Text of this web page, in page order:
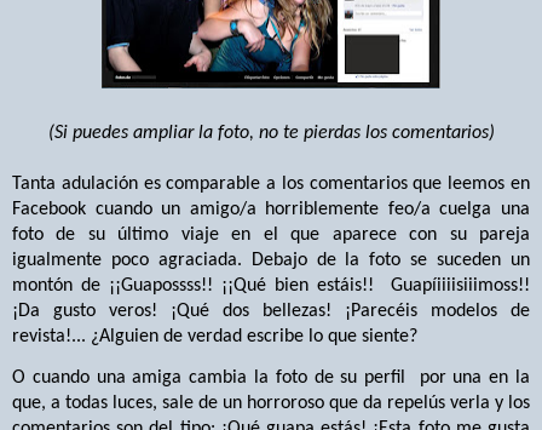
(Si puedes ampliar la foto, no te pierdas los comentarios)
Tanta adulación es comparable a los comentarios que leemos en
Facebook cuando un amigo/a horriblemente feo/a cuelga una
foto de su último viaje en el que aparece con su pareja
igualmente poco agraciada. Debajo de la foto se suceden un
montón de ¡¡Guapossss!! ¡¡Qué bien estáis!!
Guapíiiiisiiimoss!!
¡Da gusto veros! ¡Qué dos bellezas! ¡Parecéis modelos de
revista!... ¿Alguien de verdad escribe lo que siente?
O cuando una amiga cambia la foto de su perfil
por una en la
que, a todas luces, sale de un horroroso que da repelús verla y los